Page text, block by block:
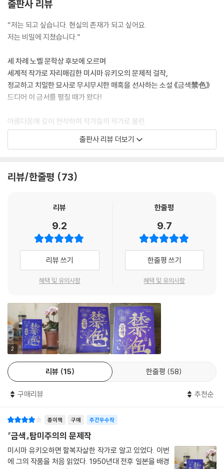
대도시는 항상 어디선가 불이 나. 그리고 늘 어딘가에 죄악이 있지. 죄악을
불로 태워 없애길 포기한 신이 죄악과 불을 동등하게 분배한 게 아닐까. 덕
얻게 됐다.
--- p.144
“진정한 아름다움은 인간을 침묵케 합니다.”
‘나의 육체마저 이미 내가 아닌 타인이다. 하물며 나의 정신이야.’
그는 유이치의 아름다운 옆얼굴을 훔쳐봤다.
‘그러나 내 정신의 형태는 이토록 아름답구나.’
스타일은 예술의 타고난 숙명이다. 작품에 의한 내적 경험과 인생 경험은
스타일의 유무에 따라 차원을 달리한다. 그러나 인생 경험 가운데 작품에
의한 내적 경험에 가장 근접한 것이 딱 하나 있다. 그것은 죽음이 주는 감동
이다. 우리는 죽음을 경험할 수 없다. 그러나 그 감동은 종종 경험한다. 죽
음의 상념, 가족의 죽음, 사랑하는 사람의 죽음에서 이것을 경험한다. 말하
자면 죽음이란 생의 유일한 스타일이다. 예술작품의 감동이 우리에게 그처
닐까.
--- pp.194-195
유이치를 만난 후 슌스케가 꿈꿔온 작품은 완벽함이라는 고질병이 치유된
완벽, 삶이라는 질병이 치유된 죽음이라는 건강으로 충만한 것이었다. 그
것은 모든 것으로부터의 쾌유였다. 청춘으로부터, 노년으로부터, 예술로
부터, 생활로부터, 나이로부터, 처세의 지혜로부터, 혹은 광기로부터. 퇴폐
로 인한 퇴폐의 극복, 창작의 죽음으로 인한 죽음의 극복, 완벽으로 인한 완
……그때 갑자기 청춘의 기이한 병이 되살아나, 미완성이, 꼴사나운 좌절
이, 한창 진행 중이던 슌스케의 작업을 덮쳤다. 이것은 무엇일까. 노작가는
거기에 어떤 이름을 붙이길 주저했다. 뭐라 이름 짓는 행위에 대한 두려움
이 그를 주저하게 했다. 사실 이것이야말로, 사랑의 특성이 아닐까?
--- pp.249-250
출판사 리뷰
“저는 되고 싶습니다. 현실의 존재가 되고 싶어요.
저는 비밀에 지쳤습니다.”
세 차례 노벨 문학상 후보에 오르며
세계적 작가로 자리매김한 미시마 유키오의 문제적 걸작,
정교하고 치밀한 묘사로 무시무시한 매혹을 선사하는 소설 《금색禁色》
드디어 이 금서를 펼칠 때가 왔다!
아름다움에 깊이 천착하며 작가들의 작가로 불린
일본 최고의 탐미주의 작가 미시마 유키오,
관념과 예술, 금지된 색色의 경계를 화려한 문체로 그려내다
인 문제적 작품 《금색》이 한국에 처음으로 번역 출간된다. 1950~1960년
에서 독보적으로 천재적인 재능을 선보인 작가다. 일본적 미의식을 바탕으
미시마 유키오의 《금색》은 사랑과 죽음의 광기, 육체와 정신의 기형적 분
리와 봉합, 극단으로 치닫는 악마적 에너지, 인간과 사회, 예술과 성애를
강렬하고 섬세한 문체로 묘사함으로써 뜨거운 몰입과 흡입력을 선사한다.
미시마 유키오는 1949년 대학을 졸업한 뒤 대장성 금융국에서 근무하다
일 년 만에 사표를 내고 전업 작가의 길로 들어선 뒤, 성 정체성 혼란을 겪
가 반열에 올라서며 주목을 받았다. 일본 메이지 시대 이후 일본 고백문학
의 전통을 이어받으면서도 자신만의 독특한 미의 세계를 구축한 미시마 유
키오는 화려한 문장과 독자적으로 구축한 미의식을 바탕으로 《사랑의 갈
증》, 《푸른 시절》, 《금색》 등 뛰어난 작품을 잇달아 발표했으며, 서른한 살
에 쓴 《금각사》로 작가로서 절정기를 맞이한다.
《금색》은 1951년 1월부터 10월까지 문예지 〈군조〉에 1부가 연재되는 것을
시작으로, 1952년부터 53년 8월까지 문예지 〈문학계〉에 2부가 연재되었
다. 미시마 유키오의 스승이자 노벨 문학상 수상자인 가와바타 야스나리조
들 정도로 완성도 높은 작품을 세상에 내놓았지만, 너무나도 파격적이고
적나라한 묘사와 지나친 통속성을 이유로 비평가들로부터 맹비난을 받기
도 했다. 하지만 미시마 유키오는 《금색》으로 자신의 이름을 확실히 각인
시키는 데 큰 성공을 거둔다.
출판사 리뷰 더보기
리뷰/한줄평 73
리뷰
9.2
리뷰 쓰기
혜택 및 유의사항
한줄평
9.7
한줄평 쓰기
혜택 및 유의사항
2
리뷰 15 한줄평 58
구매리뷰 추천순
종이책 구매 주간우수작
『금색』탐미주의의 문제작
미시마 유키오하면 할복자살한 작가로 알고 있었다. 이번
에 그의 작품을 처음 읽었다. 1950년대 전후 일본을 배경